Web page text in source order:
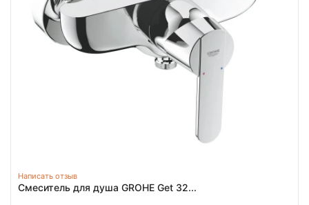
Написать отзыв
Смеситель для душа GROHE Get 32...